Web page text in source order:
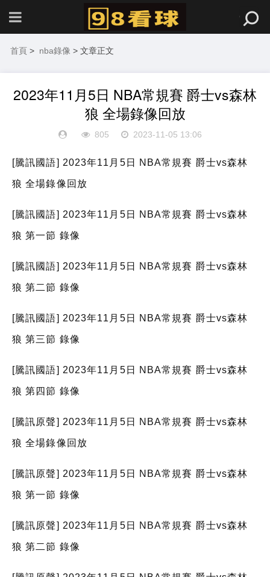
首頁 > nba錄像 > 文章正文
2023年11月5日 NBA常規賽 爵士vs森林
狼 全場錄像回放
805 2023-11-05 13:06
[騰訊國語] 2023年11月5日 NBA常規賽 爵士vs森林
狼 全場錄像回放
[騰訊國語] 2023年11月5日 NBA常規賽 爵士vs森林
狼 第一節 錄像
[騰訊國語] 2023年11月5日 NBA常規賽 爵士vs森林
狼 第二節 錄像
[騰訊國語] 2023年11月5日 NBA常規賽 爵士vs森林
狼 第三節 錄像
[騰訊國語] 2023年11月5日 NBA常規賽 爵士vs森林
狼 第四節 錄像
[騰訊原聲] 2023年11月5日 NBA常規賽 爵士vs森林
狼 全場錄像回放
[騰訊原聲] 2023年11月5日 NBA常規賽 爵士vs森林
狼 第一節 錄像
[騰訊原聲] 2023年11月5日 NBA常規賽 爵士vs森林
狼 第二節 錄像